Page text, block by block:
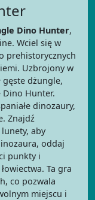
Dino Hunter,
Wciel się w
prehistorycznych
Uzbrojony w
gęste dżungle,
Dino Hunter.
dinozaury,
Znajdź
aby
oddaj
punkty i
Ta gra
co pozwala
miejscu i